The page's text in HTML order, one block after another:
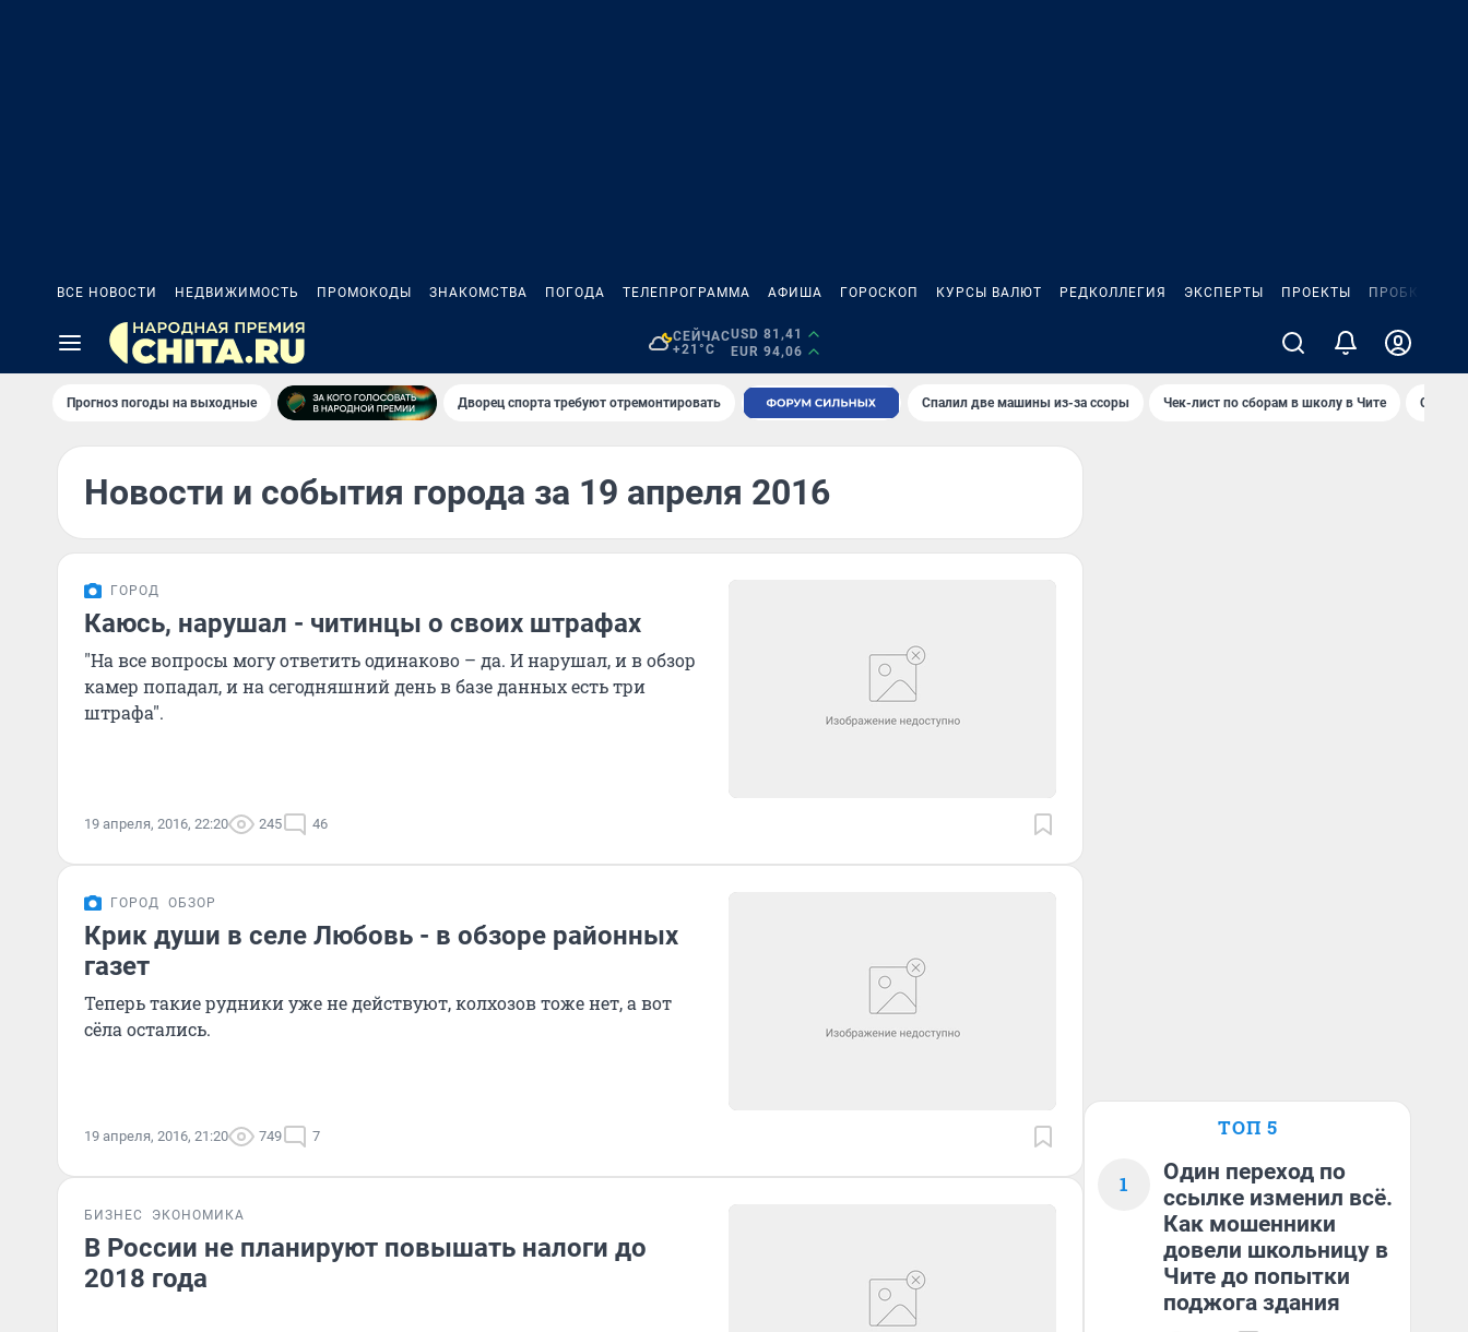
ВСЕ НОВОСТИ НЕДВИЖИМОСТЬ ПРОМОКОДЫ ЗНАКОМСТВА ПОГОДА ТЕЛЕПРОГРАММА АФИША ГОРОСКОП КУРСЫ ВАЛЮТ РЕДКОЛЛЕГИЯ ЭКСПЕРТЫ ПРОЕКТЫ ПРОБКИ
СЕЙЧАС
+21°C
USD 81,41
EUR 94,06
Прогноз погоды на выходные Дворец спорта требуют отремонтировать Спалил две машины из-за ссоры Чек-лист по сборам в школу в Чите Сами
Новости и события города за 19 апреля 2016
ГОРОД
Каюсь, нарушал - читинцы о своих штрафах
"На все вопросы могу ответить одинаково – да. И нарушал, и в обзор
камер попадал, и на сегодняшний день в базе данных есть три
штрафа".
19 апреля, 2016, 22:20 245 46
ГОРОД ОБЗОР
Крик души в селе Любовь - в обзоре районных
газет
Теперь такие рудники уже не действуют, колхозов тоже нет, а вот
сёла остались.
19 апреля, 2016, 21:20 749 7
БИЗНЕС ЭКОНОМИКА
В России не планируют повышать налоги до
2018 года
ТОП 5
1
Один переход по
ссылке изменил всё.
Как мошенники
довели школьницу в
Чите до попытки
поджога здания